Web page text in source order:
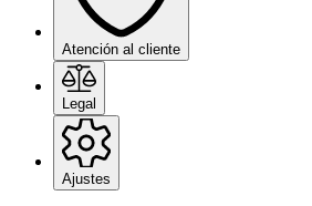
Atención al cliente
Legal
Ajustes